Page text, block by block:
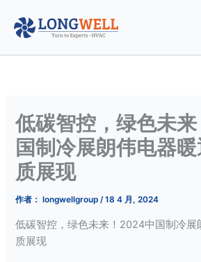
容
低碳智控，绿色未
国制冷展朗伟电器
质展现
作者： longwellgroup/18 4 月, 2024
低碳智控，绿色未来！2024中国制冷展
质展现